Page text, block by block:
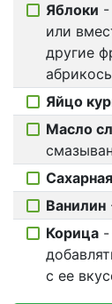
Яблоки
или
другие
Яйцо
Масло
Ванилин
Корица
с ее